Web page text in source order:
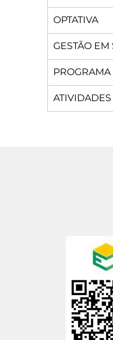
OPTATIVA
GESTÃO